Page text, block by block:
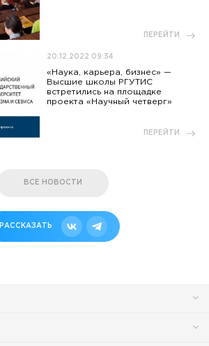
ПЕРЕЙТИ
20.12.2022 09:34
«Наука, карьера, бизнес» —
Высшие школы РГУТИС
встретились на площадке
проекта «Научный четверг»
ПЕРЕЙТИ
ВСЕ НОВОСТИ
РАССКАЗАТЬ